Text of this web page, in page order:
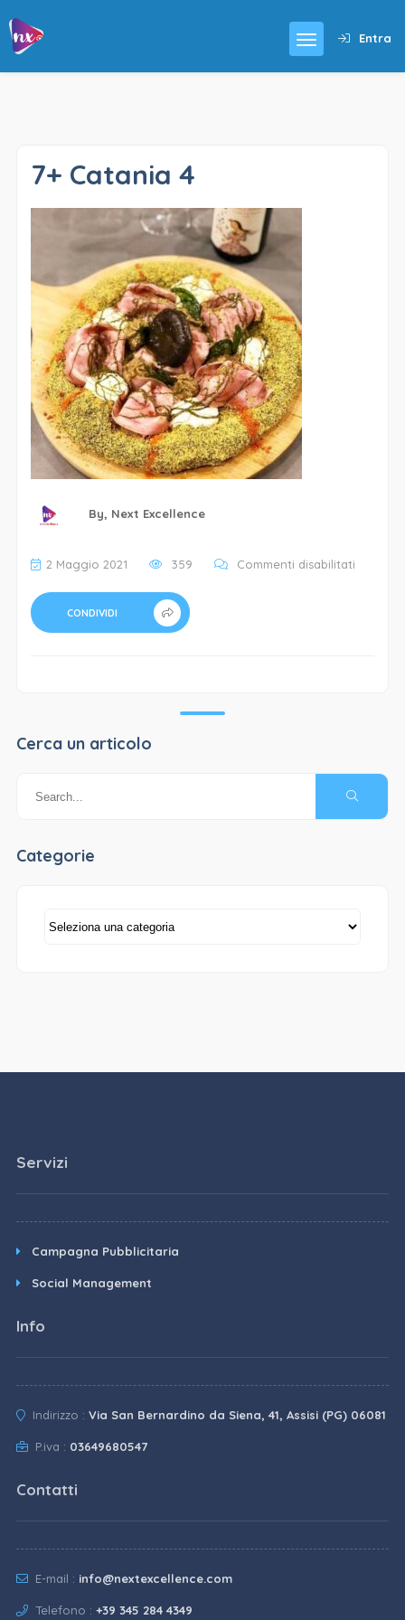
Entra
7+ Catania 4
By, Next Excellence
2 Maggio 2021 359 Commenti disabilitatisu
CONDIVIDI
Cerca un articolo
Categorie
Servizi
Campagna Pubblicitaria
Social Management
Info
Indirizzo : Via San Bernardino da Siena, 41, Assisi (PG) 06081
P.iva : 03649680547
Contatti
E-mail : info@nextexcellence.com
Telefono : +39 345 284 4349